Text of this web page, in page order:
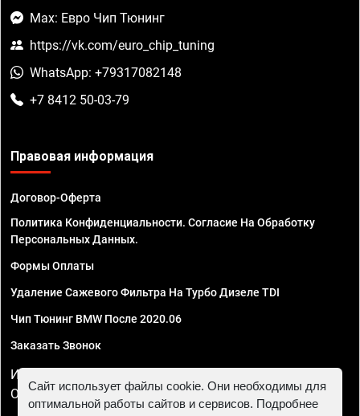
Max: Евро Чип Тюнинг
https://vk.com/euro_chip_tuning
WhatsApp: +79317082148
+7 8412 50-03-79
Правовая информация
Договор-Оферта
Политика Конфиденциальности. Согласие На Обработку
Персональных Данных.
Формы Оплаты
Удаление Сажевого Фильтра На Турбо Дизеле TDI
Чип Тюнинг BMW После 2020.06
Заказать Звонок
ИП Смирнов Георгий Павлович. ИНН 781302555843,
ОГРНИП 324470400032610
Сайт использует файлы cookie. Они необходимы для
оптимальной работы сайтов и сервисов. Подробнее